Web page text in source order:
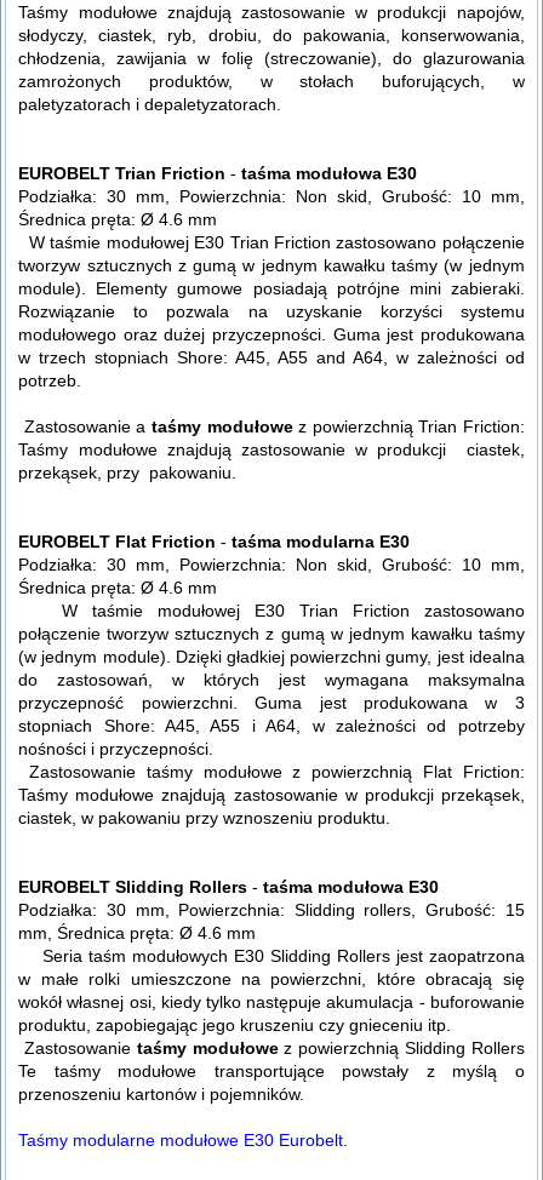
Taśmy modułowe znajdują zastosowanie w produkcji napojów,
słodyczy, ciastek, ryb, drobiu, do pakowania, konserwowania,
chłodzenia, zawijania w folię (streczowanie), do glazurowania
zamrożonych produktów, w stołach buforujących, w
paletyzatorach i depaletyzatorach.
EUROBELT Trian Friction-taśma modułowa E30
Podziałka: 30 mm, Powierzchnia: Non skid, Grubość: 10 mm,
Średnica pręta: Ø 4.6 mm
W taśmie modułowej E30 Trian Friction zastosowano połączenie
tworzyw sztucznych z gumą w jednym kawałku taśmy (w jednym
module). Elementy gumowe posiadają potrójne mini zabieraki.
Rozwiązanie to pozwala na uzyskanie korzyści systemu
modułowego oraz dużej przyczepności. Guma jest produkowana
w trzech stopniach Shore: A45, A55 and A64, w zależności od
potrzeb.
Zastosowanie a taśmy modułowez powierzchnią Trian Friction:
Taśmy modułowe znajdują zastosowanie w produkcji ciastek,
przekąsek, przy pakowaniu.
EUROBELT Flat Friction- taśma modularna E30
Podziałka: 30 mm, Powierzchnia: Non skid, Grubość: 10 mm,
Średnica pręta: Ø 4.6 mm
W taśmie modułowej E30 Trian Friction zastosowano
połączenie tworzyw sztucznych z gumą w jednym kawałku taśmy
(w jednym module). Dzięki gładkiej powierzchni gumy, jest idealna
do zastosowań, w których jest wymagana maksymalna
przyczepność powierzchni. Guma jest produkowana w 3
stopniach Shore: A45, A55 i A64, w zależności od potrzeby
nośności i przyczepności.
Zastosowanie taśmy modułowe z powierzchnią Flat Friction:
Taśmy modułowe znajdują zastosowanie w produkcji przekąsek,
ciastek, w pakowaniu przy wznoszeniu produktu.
EUROBELT Slidding Rollers- taśma modułowa E30
Podziałka: 30 mm, Powierzchnia: Slidding rollers, Grubość: 15
mm, Średnica pręta: Ø 4.6 mm
Seria taśm modułowych E30 Slidding Rollers jest zaopatrzona
w małe rolki umieszczone na powierzchni, które obracają się
wokół własnej osi, kiedy tylko następuje akumulacja - buforowanie
produktu, zapobiegając jego kruszeniu czy gnieceniu itp.
Zastosowanie taśmy modułowez powierzchnią Slidding Rollers
Te taśmy modułowe transportujące powstały z myślą o
przenoszeniu kartonów i pojemników.
Taśmy modularne modułowe E30 Eurobelt.